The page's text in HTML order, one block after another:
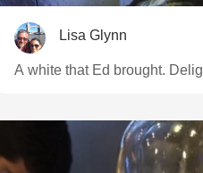
Lisa Glynn
A white that Ed brought.